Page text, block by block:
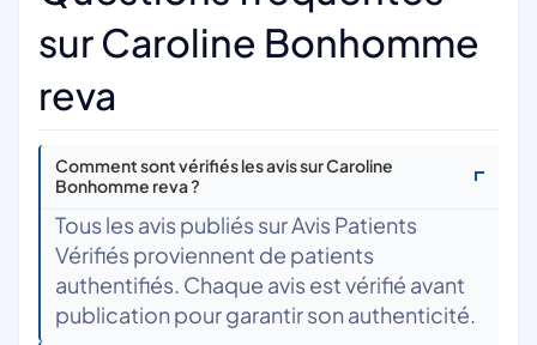
sur Caroline Bonhomme
reva
Comment sont vérifiés les avis sur Caroline
Bonhomme reva ?
Tous les avis publiés sur Avis Patients
Vérifiés proviennent de patients
authentifiés. Chaque avis est vérifié avant
publication pour garantir son authenticité.